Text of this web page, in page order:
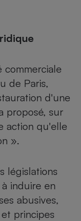
commerciale
de Paris,
d'une
proposé, sur
action qu'elle
».
législations
induire en
abusives,
principes